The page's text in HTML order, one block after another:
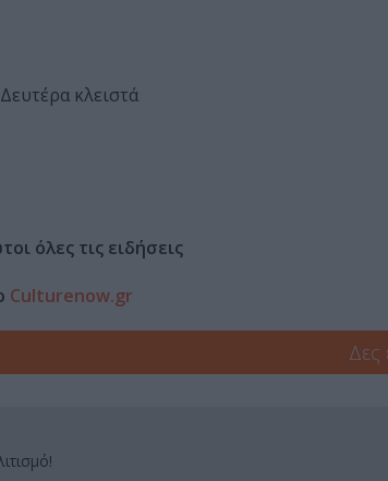
κλειστά
όλες τις ειδήσεις
Culturenow.gr
Δες